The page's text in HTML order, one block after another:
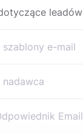
leadów
e-mail
Email